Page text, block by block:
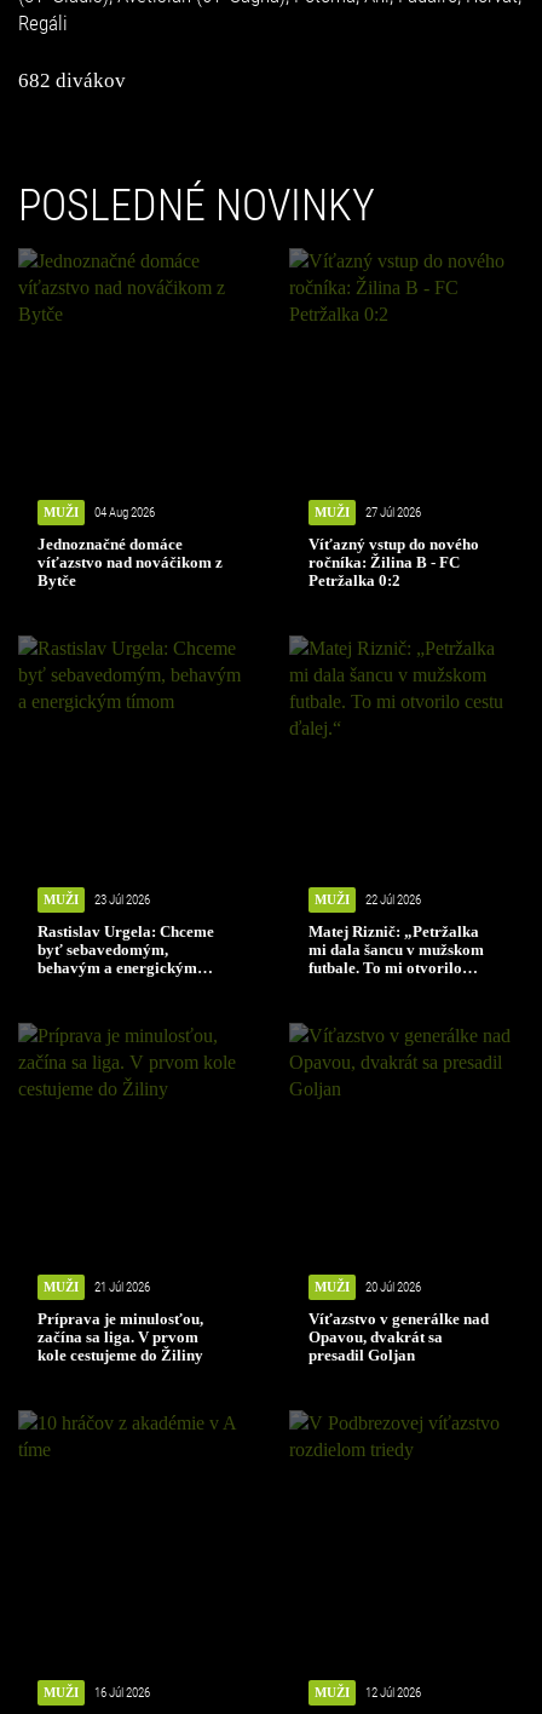
Regáli
682 divákov
POSLEDNÉ NOVINKY
MUŽI 04 Aug 2026
Jednoznačné domáce
víťazstvo nad nováčikom z
Bytče
MUŽI 27 Júl 2026
Víťazný vstup do nového
ročníka: Žilina B - FC
Petržalka 0:2
MUŽI 23 Júl 2026
Rastislav Urgela: Chceme
byť sebavedomým,
behavým a energickým
MUŽI 22 Júl 2026
Matej Riznič: „Petržalka
mi dala šancu v mužskom
futbale. To mi otvorilo
MUŽI 21 Júl 2026
Príprava je minulosťou,
začína sa liga. V prvom
kole cestujeme do Žiliny
MUŽI 20 Júl 2026
Víťazstvo v generálke nad
Opavou, dvakrát sa
presadil Goljan
MUŽI 16 Júl 2026 MUŽI 12 Júl 2026